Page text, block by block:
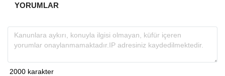
YORUMLAR